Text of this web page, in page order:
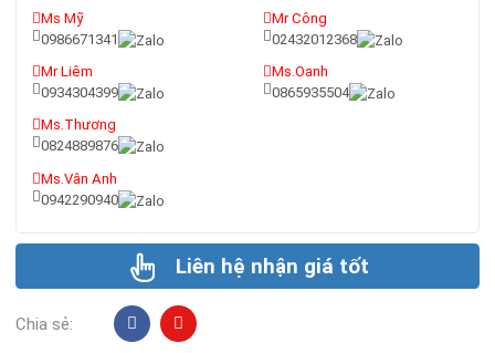
Ms Mỹ
0986671341
Mr Liêm
0934304399
Ms.Thương
0824889876
Ms.Vân Anh
0942290940
Mr Công
02432012368
Ms.Oanh
0865935504
Liên hệ nhận giá tốt
Chia sẻ: